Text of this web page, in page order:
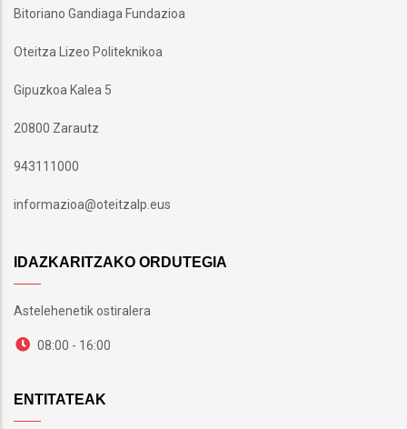
Bitoriano Gandiaga Fundazioa
Oteitza Lizeo Politeknikoa
Gipuzkoa Kalea 5
20800 Zarautz
943111000
informazioa@oteitzalp.eus
IDAZKARITZAKO ORDUTEGIA
Astelehenetik ostiralera
08:00 - 16:00
ENTITATEAK